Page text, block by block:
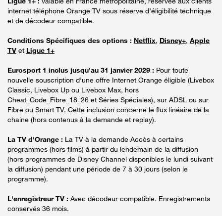
internet téléphone Orange TV sous réserve d’éligibilité technique
et de décodeur compatible.
Conditions Spécifiques des options : Netflix, Disney+, Apple
TV et Ligue 1+
Eurosport 1 inclus jusqu’au 31 janvier 2029 : Pour toute
nouvelle souscription d’une offre Internet Orange éligible (Livebox
Classic, Livebox Up ou Livebox Max, hors
Cheat_Code_Fibre_18_26 et Séries Spéciales), sur ADSL ou sur
Fibre ou Smart TV. Cette inclusion concerne le flux linéaire de la
chaine (hors contenus à la demande et replay).
La TV d'Orange : La TV à la demande Accès à certains
programmes (hors films) à partir du lendemain de la diffusion
(hors programmes de Disney Channel disponibles le lundi suivant
la diffusion) pendant une période de 7 à 30 jours (selon le
programme).
L'enregistreur TV : Avec décodeur compatible. Enregistrements
conservés 36 mois.